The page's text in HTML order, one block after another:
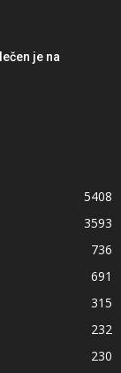
je na
5408
3593
736
691
315
232
230